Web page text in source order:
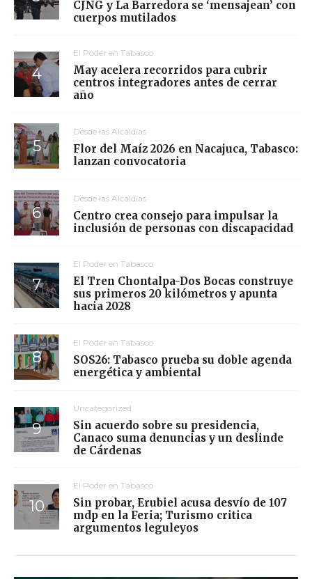
CJNG y La Barredora se ‘mensajean’ con
cuerpos mutilados
El Poder en Tabasco
May acelera recorridos para cubrir
centros integradores antes de cerrar
año
Desde las Alcaldías
Flor del Maíz 2026 en Nacajuca, Tabasco:
lanzan convocatoria
Desde las Alcaldías
Centro crea consejo para impulsar la
inclusión de personas con discapacidad
El Poder en Tabasco
El Tren Chontalpa-Dos Bocas construye
sus primeros 20 kilómetros y apunta
hacia 2028
El Poder en Tabasco
SOS26: Tabasco prueba su doble agenda
energética y ambiental
Uncategorized
Sin acuerdo sobre su presidencia,
Canaco suma denuncias y un deslinde
de Cárdenas
El Poder en Tabasco
Sin probar, Erubiel acusa desvío de 107
mdp en la Feria; Turismo critica
argumentos leguleyos